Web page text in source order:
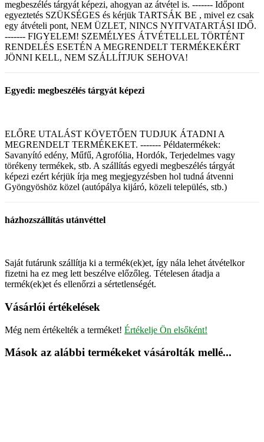
megbeszélés tárgyát képezi, ahogyan az átvétel is. ------- Időpont
egyeztetés SZÜKSÉGES és kérjük TARTSÁK BE , mivel ez csak
egy átvételi pont, NEM ÜZLET, NINCS NYITVATARTÁSI IDŐ.
------- FIGYELEM! SZEMÉLYES ÁTVÉTELLEL TÖRTÉNT
RENDELÉS ESETÉN A MEGRENDELT TERMÉKEKÉRT
JÖNNI KELL, NEM SZÁLLÍTJUK SEHOVA!
Egyedi: megbeszélés tárgyát képezi
ELŐRE UTALÁST KÖVETŐEN TUDJUK ÁTADNI A
MEGRENDELT TERMÉKEKET. ------- Példatermékek:
Savanyító edény, Műfű, Agrofólia, Hordók, Terjedelmes vagy
törékeny termékek, stb. A szállítás egyedi megbeszélés tárgyát
képezi ezért kérjük írja meg megjegyzésben hol tudná átvenni
Gyöngyöshöz közel (autópálya kijáró, közeli település, stb.)
házhozszállítás utánvéttel
Saját futárunk szállítja ki a termék(ek)et, így nála lehet átvételkor
fizetni ha ez meg lett beszélve előzőleg. Tételesen átadja a
termék(ek)et és ellenőrzi a sértetlenségét.
Vásárlói értékelések
Még nem értékelték a terméket! Értékelje Ön elsőként!
Mások az alábbi termékeket vásárolták mellé...